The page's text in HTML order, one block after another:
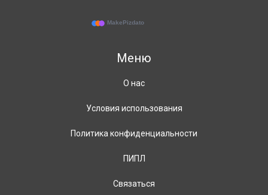
Меню
О нас
Условия использования
Политика конфиденциальности
ПИПЛ
Связаться